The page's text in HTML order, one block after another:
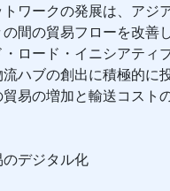
ワークの発展は、アジ
間の貿易フローを改善
ロード・イニシアティ
ハブの創出に積極的に
易の増加と輸送コスト
デジタル化